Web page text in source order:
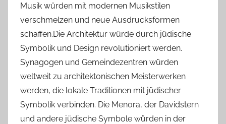
Musik würden mit modernen Musikstilen
verschmelzen und neue Ausdrucksformen
schaffen.Die Architektur würde durch jüdische
Symbolik und Design revolutioniert werden.
Synagogen und Gemeindezentren würden
weltweit zu architektonischen Meisterwerken
werden, die lokale Traditionen mit jüdischer
Symbolik verbinden. Die Menora, der Davidstern
und andere jüdische Symbole würden in der